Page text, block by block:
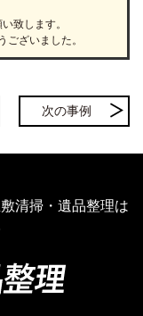
致します。
ございました。
次の事例
清掃・遺品整理は